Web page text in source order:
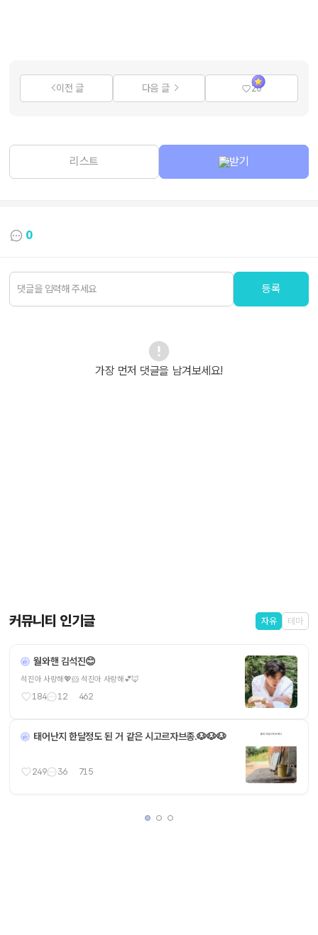
이전 글 다음 글 20
리스트 받기
0
등록
가장 먼저 댓글을 남겨보세요!
커뮤니티 인기글 자유 테마
월와핸 김석진😊
석진아 사랑해💖🐹 석진아 사랑해💕🦊
184 12 462
태어난지 한달정도 된 거 같은 시고르자브종.🐶🐶🐶
249 36 715